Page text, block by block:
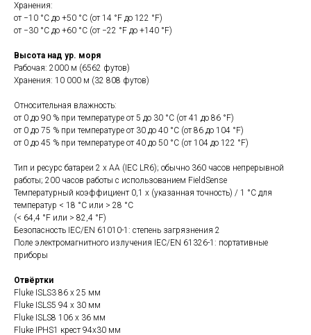
Хранения:
от −10 °C до +50 °C (от 14 °F до 122 °F)
от −30 °C до +60 °C (от −22 °F до +140 °F)
Высота над ур. моря
Рабочая: 2000 м (6562 футов)
Хранения: 10 000 м (32 808 футов)
Относительная влажность:
от 0 до 90 % при температуре от 5 до 30 °C (от 41 до 86 °F)
от 0 до 75 % при температуре от 30 до 40 °C (от 86 до 104 °F)
от 0 до 45 % при температуре от 40 до 50 °C (от 104 до 122 °F)
Тип и ресурс батареи 2 x AA (IEC LR6); обычно 360 часов непрерывной
работы; 200 часов работы с использованием FieldSense
Температурный коэффициент 0,1 x (указанная точность) / 1 °C для
температур < 18 °C или > 28 °C
(< 64,4 °F или > 82,4 °F)
Безопасность IEC/EN 61010-1: степень загрязнения 2
Поле электромагнитного излучения IEC/EN 61326-1: портативные
приборы
Отвёртки
Fluke ISLS3 86 x 25 мм
Fluke ISLS5 94 x 30 мм
Fluke ISLS8 106 x 36 мм
Fluke IPHS1 крест 94x30 мм